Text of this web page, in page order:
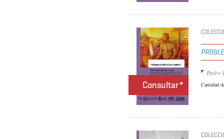
Consultar*
Pedro
Cantidad